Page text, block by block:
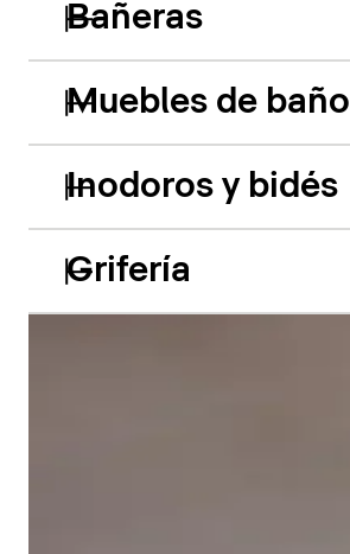
Bañeras
Muebles de baño
Inodoros y bidés
Grifería